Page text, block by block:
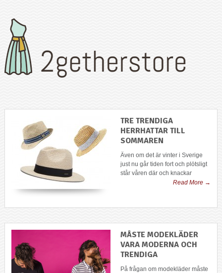
TRE TRENDIGA
HERRHATTAR TILL
SOMMAREN
Även om det är vinter i Sverige
just nu går tiden fort och plötsligt
står våren där och knackar
Read More →
MÅSTE MODEKLÄDER
VARA MODERNA OCH
TRENDIGA
På frågan om modekläder måste